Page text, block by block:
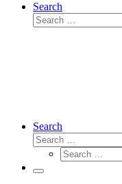
Search
Search
Search
Search
Search
Menu